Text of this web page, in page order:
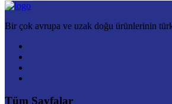
Bir çok avrupa ve uzak doğu ürünlerinin
Tüm Sayfalar